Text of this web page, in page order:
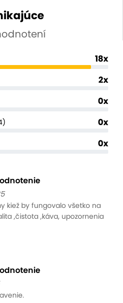
18x
2x
0x
0x
0x
kiež by fungovalo všetko na
,čistota ,káva, upozornenia